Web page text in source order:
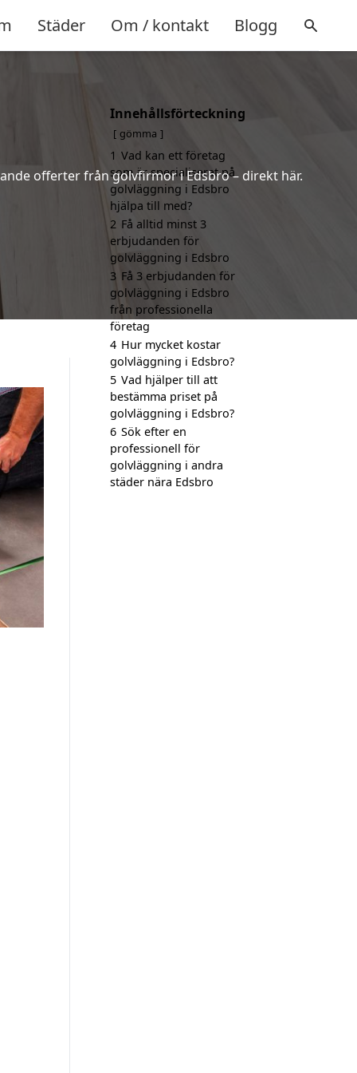
Städer Om / kontakt Blogg
offerter från golvfirmor i Edsbro – direkt här.
Innehållsförteckning
gömma
1 Vad kan ett företag
som är specialiserat på
golvläggning i Edsbro
hjälpa till med?
2 Få alltid minst 3
erbjudanden för
golvläggning i Edsbro
3 Få 3 erbjudanden för
golvläggning i Edsbro
från professionella
företag
4 Hur mycket kostar
golvläggning i Edsbro?
5 Vad hjälper till att
bestämma priset på
golvläggning i Edsbro?
6 Sök efter en
professionell för
golvläggning i andra
städer nära Edsbro